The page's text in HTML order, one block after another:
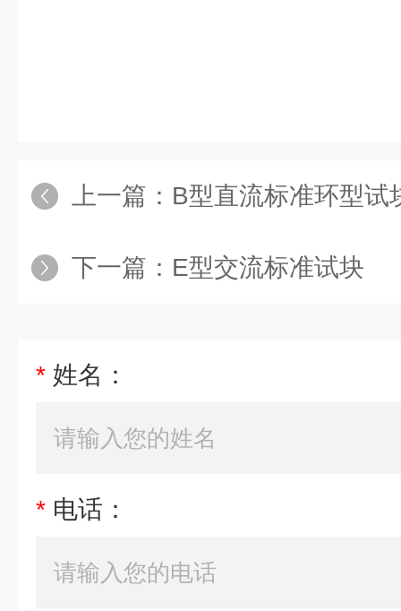
上一篇： B型直流标准环型试
下一篇： E型交流标准试块
* 姓名：
* 电话：